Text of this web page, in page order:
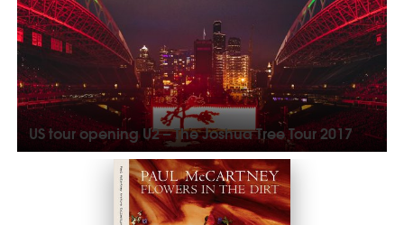
US tour opening U2 – The Joshua Tree Tour 2017